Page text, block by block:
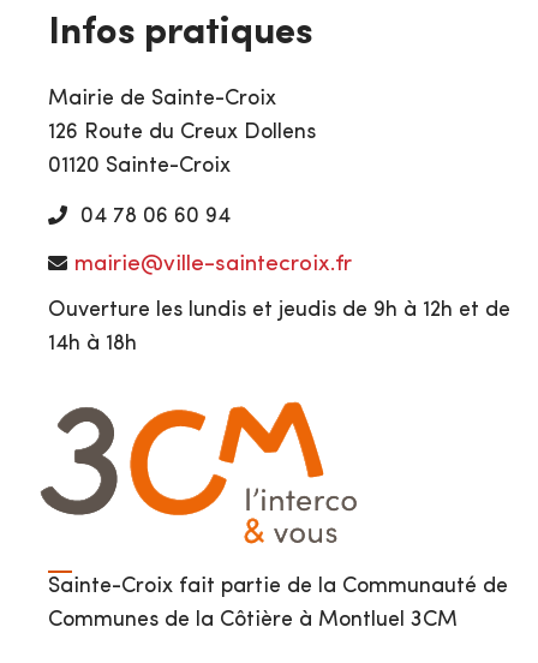
Infos pratiques
Mairie de Sainte-Croix
126 Route du Creux Dollens
01120 Sainte-Croix
04 78 06 60 94
mairie@ville-saintecroix.fr
Ouverture les lundis et jeudis de 9h à 12h et de
14h à 18h
Sainte-Croix fait partie de la Communauté de
Communes de la Côtière à Montluel 3CM